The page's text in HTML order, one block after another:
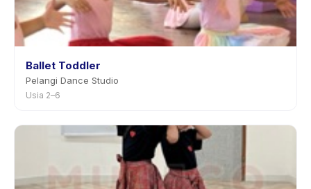
Ballet Toddler
Pelangi Dance Studio
Usia 2–6